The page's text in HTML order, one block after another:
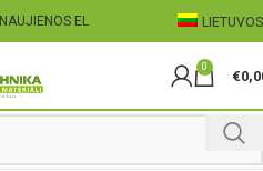
NAUJIENOS EL LIETUVOS
0
€